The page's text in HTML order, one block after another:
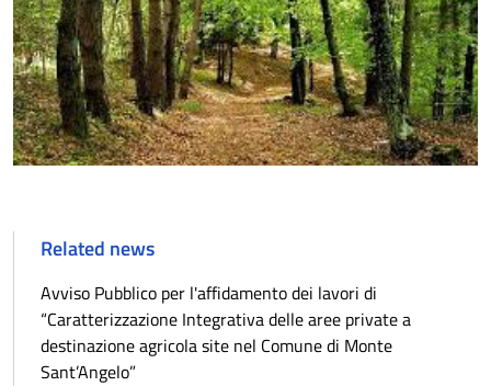
Related news
Avviso Pubblico per l'affidamento dei lavori di
“Caratterizzazione Integrativa delle aree private a
destinazione agricola site nel Comune di Monte
Sant’Angelo”